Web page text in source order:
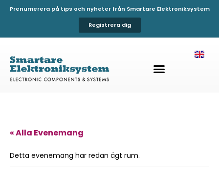
Prenumerera på tips och nyheter från Smartare Elektroniksystem
Registrera dig
« Alla Evenemang
Detta evenemang har redan ägt rum.